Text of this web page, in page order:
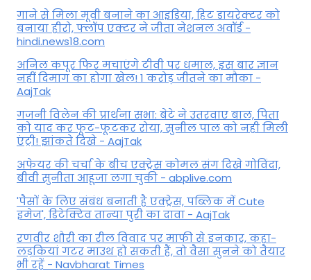
गाने से मिला मूवी बनाने का आइडिया, हिट डायरेक्टर को
बनाया हीरो, फ्लॉप एक्टर ने जीता नेशनल अवॉर्ड -
hindi.news18.com
अनिल कपूर फिर मचाएंगे टीवी पर धमाल, इस बार ज्ञान
नहीं दिमाग का होगा खेल! 1 करोड़ जीतने का मौका -
AajTak
गजनी विलेन की प्रार्थना सभा: बेटे ने उतरवाए बाल, पिता
को याद कर फूट-फूटकर रोया, सुनील पाल को नही मिली
एंट्री! झांकते दिखे - AajTak
अफेयर की चर्चा के बीच एक्ट्रेस कोमल संग दिखे गोविंदा,
बीवी सुनीता आहूजा लगा चुकी - abplive.com
'पैसों के लिए संबंध बनाती है एक्ट्रेस, पब्लिक में Cute
इमेज', डिटेक्टिव तान्या पुरी का दावा - AajTak
रणवीर शौरी का रील विवाद पर माफी से इनकार, कहा-
लड़कियां गटर माउथ हो सकती हैं, तो वैसा सुनने को तैयार
भी रहें - Navbharat Times